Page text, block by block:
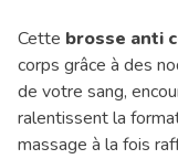
Cette brosse anti
corps grâce à des
de votre sang,
ralentissent la
massage à la fois